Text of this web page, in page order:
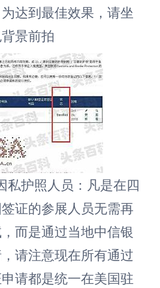
达到最佳效果，请坐
景前拍
私护照人员：凡是在四
证的参展人员无需再
而是通过当地中信银
请注意现在所有通过
请都是统一在美国驻